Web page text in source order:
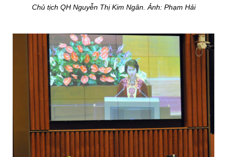
Chủ tịch QH Nguyễn Thị Kim Ngân. Ảnh: Phạm Hải